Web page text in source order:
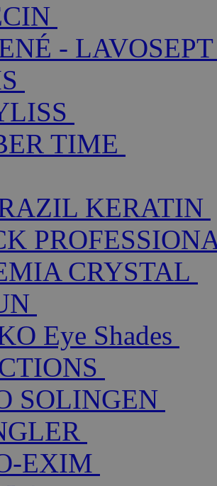
- LAVOSEPT
TIME
KERATIN
CRYSTAL
Eye Shades
SOLINGEN
EXIM